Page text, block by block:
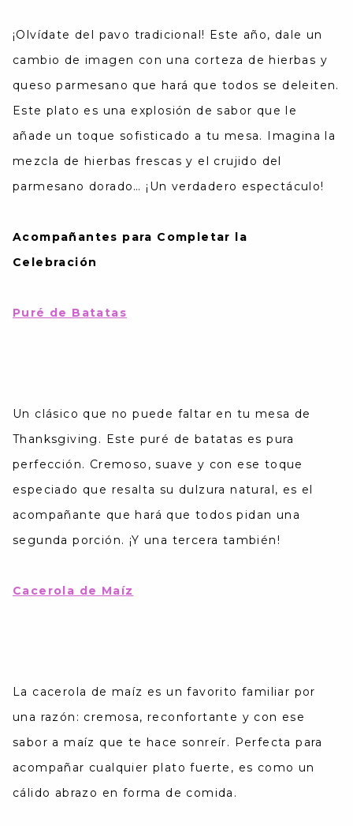
¡Olvídate del pavo tradicional! Este año, dale un
cambio de imagen con una corteza de hierbas y
queso parmesano que hará que todos se deleiten.
Este plato es una explosión de sabor que le
añade un toque sofisticado a tu mesa. Imagina la
mezcla de hierbas frescas y el crujido del
parmesano dorado… ¡Un verdadero espectáculo!
Acompañantes para Completar la
Celebración
Puré de Batatas
Un clásico que no puede faltar en tu mesa de
Thanksgiving. Este puré de batatas es pura
perfección. Cremoso, suave y con ese toque
especiado que resalta su dulzura natural, es el
acompañante que hará que todos pidan una
segunda porción. ¡Y una tercera también!
Cacerola de Maíz
La cacerola de maíz es un favorito familiar por
una razón: cremosa, reconfortante y con ese
sabor a maíz que te hace sonreír. Perfecta para
acompañar cualquier plato fuerte, es como un
cálido abrazo en forma de comida.